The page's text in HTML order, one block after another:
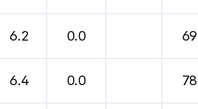
6.2 0.0 69
6.4 0.0 78